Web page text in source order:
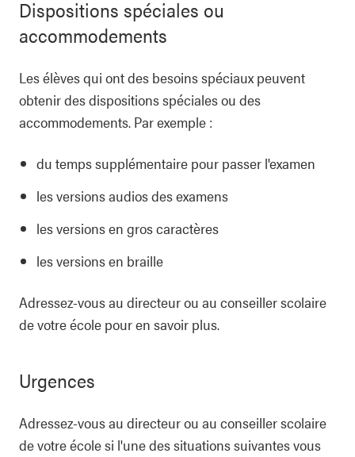
Dispositions spéciales ou
accommodements
Les élèves qui ont des besoins spéciaux peuvent
obtenir des dispositions spéciales ou des
accommodements. Par exemple :
du temps supplémentaire pour passer l'examen
les versions audios des examens
les versions en gros caractères
les versions en braille
Adressez-vous au directeur ou au conseiller scolaire
de votre école pour en savoir plus.
Urgences
Adressez-vous au directeur ou au conseiller scolaire
de votre école si l'une des situations suivantes vous